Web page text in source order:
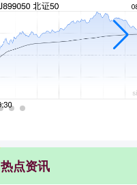
热点资讯